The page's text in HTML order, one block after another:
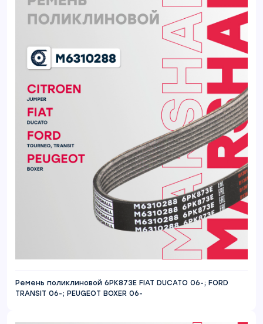
Ремень поликлиновой 6PK873E FIAT DUCATO 06-; FORD
TRANSIT 06-; PEUGEOT BOXER 06-